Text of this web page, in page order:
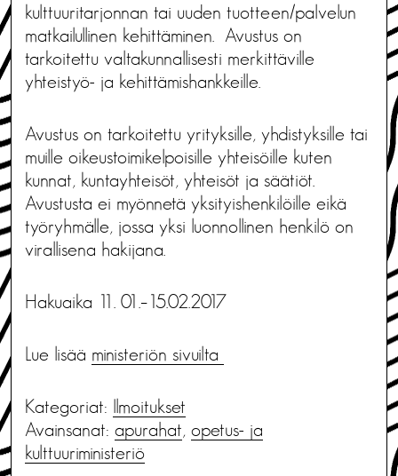
kulttuuritarjonnan tai uuden tuotteen/palvelun
matkailullinen kehittäminen. Avustus on
tarkoitettu valtakunnallisesti merkittäville
yhteistyö- ja kehittämishankkeille.
Avustus on tarkoitettu yrityksille, yhdistyksille tai
muille oikeustoimikelpoisille yhteisöille kuten
kunnat, kuntayhteisöt, yhteisöt ja säätiöt.
Avustusta ei myönnetä yksityishenkilöille eikä
työryhmälle, jossa yksi luonnollinen henkilö on
virallisena hakijana.
Hakuaika 11. 01.–15.02.2017
Lue lisää ministeriön sivuilta
Kategoriat: Ilmoitukset
Avainsanat: apurahat, opetus- ja
kulttuuriministeriö